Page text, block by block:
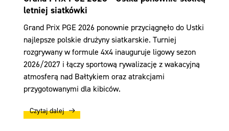
letniej siatkówki
Grand Prix PGE 2026 ponownie przyciągnęło do Ustki
najlepsze polskie drużyny siatkarskie. Turniej
rozgrywany w formule 4x4 inauguruje ligowy sezon
2026/2027 i łączy sportową rywalizację z wakacyjną
atmosferą nad Bałtykiem oraz atrakcjami
przygotowanymi dla kibiców.
Czytaj dalej